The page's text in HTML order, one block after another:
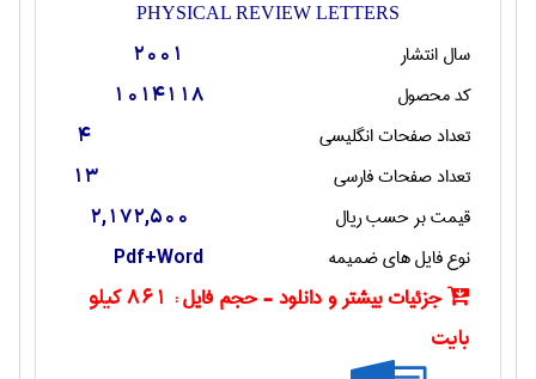
PHYSICAL REVIEW LETTERS
سال انتشار 2001
کد محصول 1014118
تعداد صفحات انگليسی 4
تعداد صفحات فارسی 13
قیمت بر حسب ریال 2,172,500
نوع فایل های ضمیمه Pdf+Word
جزئیات بیشتر و دانلود - حجم فایل :
861 کیلو
بایت